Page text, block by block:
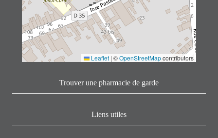
Leaflet | ©OpenStreetMapcontributors
Trouver une pharmacie de garde
Liens utiles